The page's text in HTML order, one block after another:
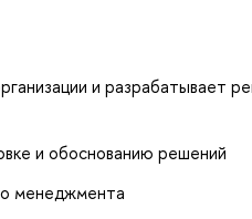
и разрабатывает
и обоснованию решений
менеджмента